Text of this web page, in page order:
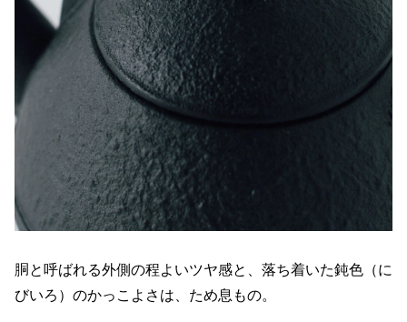
胴と呼ばれる外側の程よいツヤ感と、落ち着いた鈍色（に
びいろ）のかっこよさは、ため息もの。